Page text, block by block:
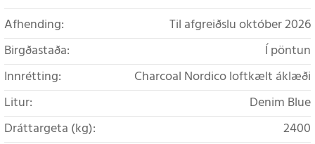
Afhending:
Til afgreiðslu október 2026
Birgðastaða:
Í pöntun
Innrétting:
Charcoal Nordico loftkælt áklæði
Litur:
Denim Blue
Dráttargeta (kg):
2400